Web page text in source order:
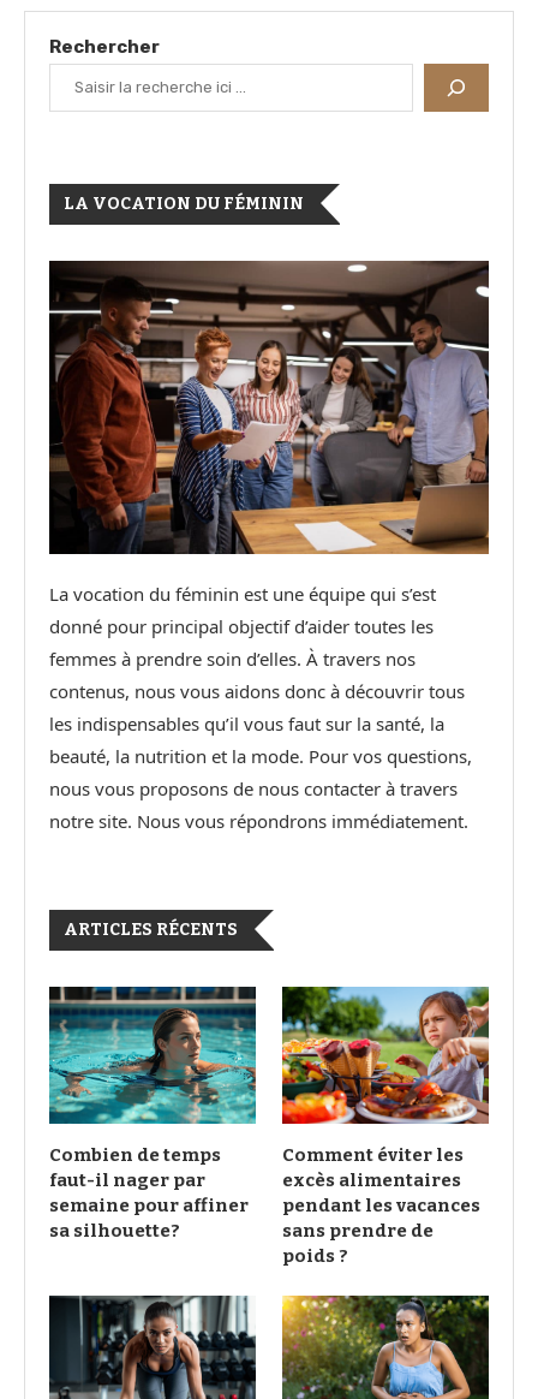
Rechercher
LA VOCATION DU FÉMININ
La vocation du féminin est une équipe qui s’est
donné pour principal objectif d’aider toutes les
femmes à prendre soin d’elles. À travers nos
contenus, nous vous aidons donc à découvrir tous
les indispensables qu’il vous faut sur la santé, la
beauté, la nutrition et la mode. Pour vos questions,
nous vous proposons de nous contacter à travers
notre site. Nous vous répondrons immédiatement.
ARTICLES RÉCENTS
Combien de temps
faut-il nager par
semaine pour affiner
sa silhouette?
Comment éviter les
excès alimentaires
pendant les vacances
sans prendre de
poids ?